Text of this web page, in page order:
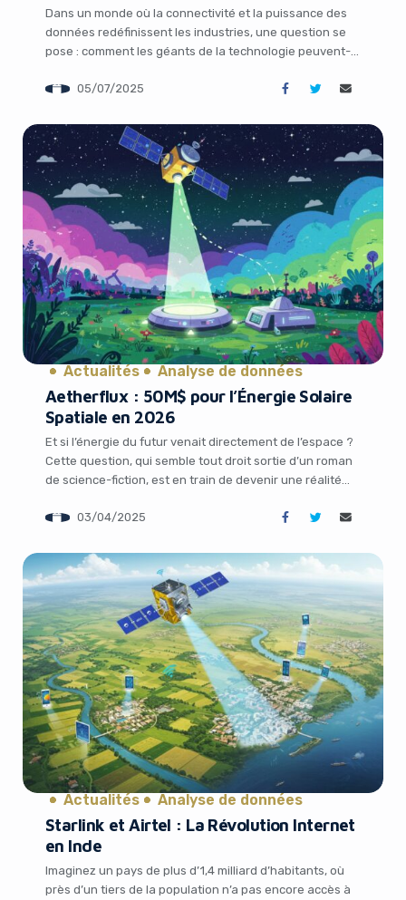
Dans un monde où la connectivité et la puissance des
données redéfinissent les industries, une question se
pose : comment les géants de la technologie peuvent-
L’annonce récente de l’acquisition d’Alphawave Semi
réponse audacieuse. Cette opération stratégique, […]
05/07/2025
Actualités Analyse de données
Aetherflux : 50M$ pour l’Énergie Solaire
Spatiale en 2026
Et si l’énergie du futur venait directement de l’espace ?
Cette question, qui semble tout droit sortie d’un roman
de science-fiction, est en train de devenir une réalité
Aetherflux. Fondée par Baiju Bhatt, le milliardaire à
Californie vient de lever 50 […]
03/04/2025
Actualités Analyse de données
Starlink et Airtel : La Révolution Internet
en Inde
Imaginez un pays de plus d’1,4 milliard d’habitants, où
près d’un tiers de la population n’a pas encore accès à
It looks like you're
using an ad-blocker!
Yes, I will turn off Ad-Blocker
No Thanks